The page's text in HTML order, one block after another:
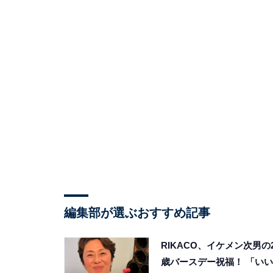
編集部が選ぶおすすめ記事
RIKACO、イケメン次男の
歳バースデー祝福！ 「いい